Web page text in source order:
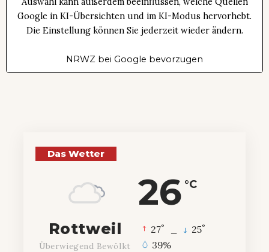
Google in KI-Übersichten und im KI-Modus hervorhebt.
Die Einstellung können Sie jederzeit wieder ändern.
NRWZ bei Google bevorzugen
Das Wetter
26 °C
Rottweil
Überwiegend Bewölkt
27° 25°
39%